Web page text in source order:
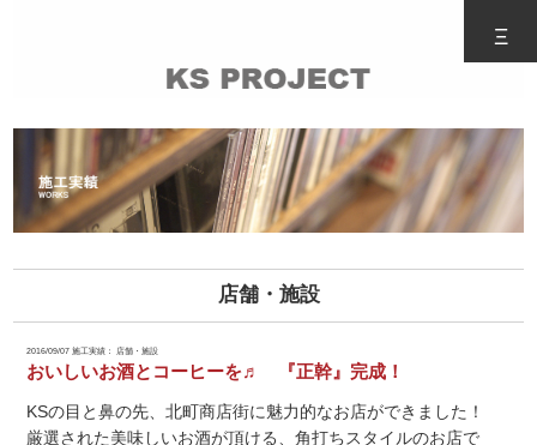
Ξ
店舗・施設
2016/09/07施工実績： 店舗・施設
おいしいお酒とコーヒーを♬ 『正幹』完成！
KSの目と鼻の先、北町商店街に魅力的なお店ができました！
厳選された美味しいお酒が頂ける、角打ちスタイルのお店で